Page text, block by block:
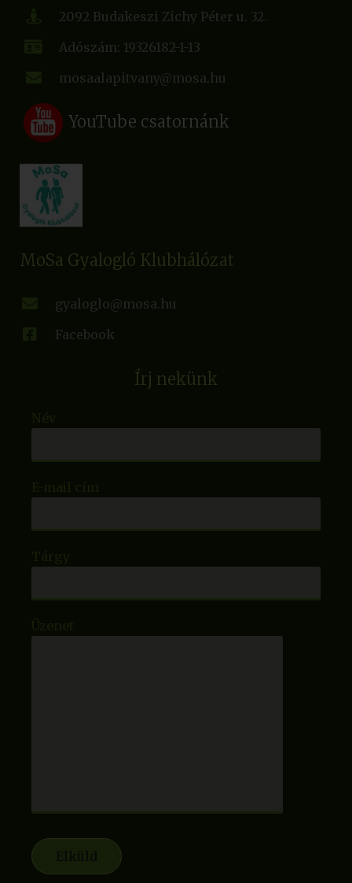
2092 Budakeszi Zichy Péter u. 32.
Adószám: 19326182-1-13
mosaalapitvany@mosa.hu
YouTube csatornánk
MoSa Gyalogló Klubhálózat
gyaloglo@mosa.hu
Facebook
Írj nekünk